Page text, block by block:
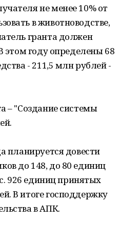
не менее 10% от
в животноводстве,
гранта должен
этом году определены 68
- 211,5 млн рублей -
– "Создание системы
планируется довести
до 148, до 80 единиц
926 единиц принятых
В итоге господдержку
в АПК.